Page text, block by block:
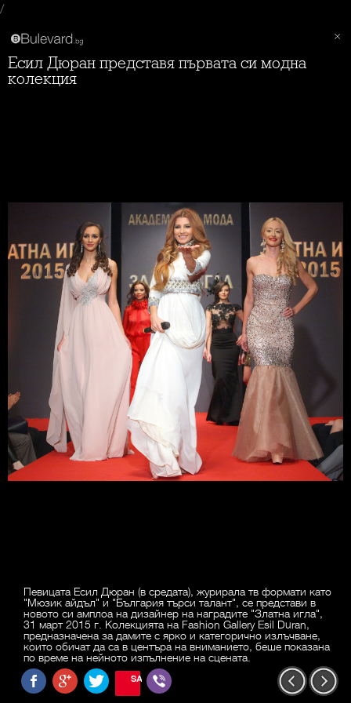
/
Есил Дюран представя първата си модна
колекция
Певицата Есил Дюран (в средата), журирала тв формати като
"Мюзик айдъл" и "България търси талант", се представи в
новото си амплоа на дизайнер на наградите "Златна игла",
31 март 2015 г. Колекцията на Fashion Gallery Esil Duran,
предназначена за дамите с ярко и категорично излъчване,
които обичат да са в центъра на вниманието, беше показана
по време на нейното изпълнение на сцената.
SAVE